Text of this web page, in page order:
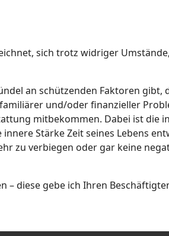
sich trotz widriger
an schützenden Faktoren
und/oder finanzieller
mitbekommen. Dabei ist die
Stärke Zeit seines Lebens
zu verbiegen oder gar keine
– diese gebe ich Ihren